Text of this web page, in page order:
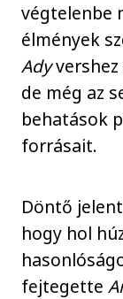
végtelenbe
élmények
Adyvershez
de még az
behatások
forrásait.
Döntő
hogy hol
fejtegette